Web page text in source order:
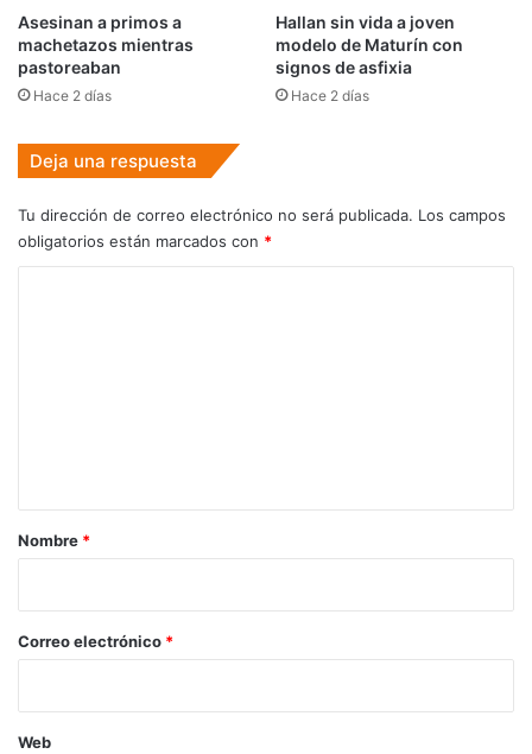
Asesinan a primos a
machetazos mientras
pastoreaban
Hace 2 días
Hallan sin vida a joven
modelo de Maturín con
signos de asfixia
Hace 2 días
Deja una respuesta
Tu dirección de correo electrónico no será publicada. Los campos
obligatorios están marcados con *
r
*
Nombre *
Correo electrónico *
Web